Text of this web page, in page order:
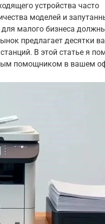
устройства часто
моделей и
малого бизнеса
предлагает десятки
В этой статье я
помощником в вашем